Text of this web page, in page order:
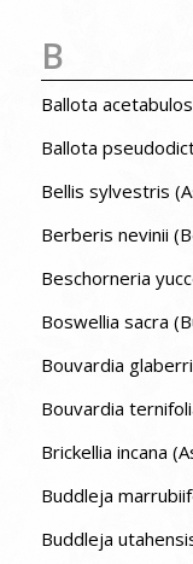
B
Ballota
Ballota
Bellis sylvestris
Berberis nevinii
Beschorneria
Boswellia sacra
Bouvardia
Bouvardia
Brickellia incana
Buddleja
Buddleja